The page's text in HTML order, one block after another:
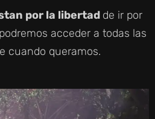
por la libertad de ir por
acceder a todas las
cuando queramos.